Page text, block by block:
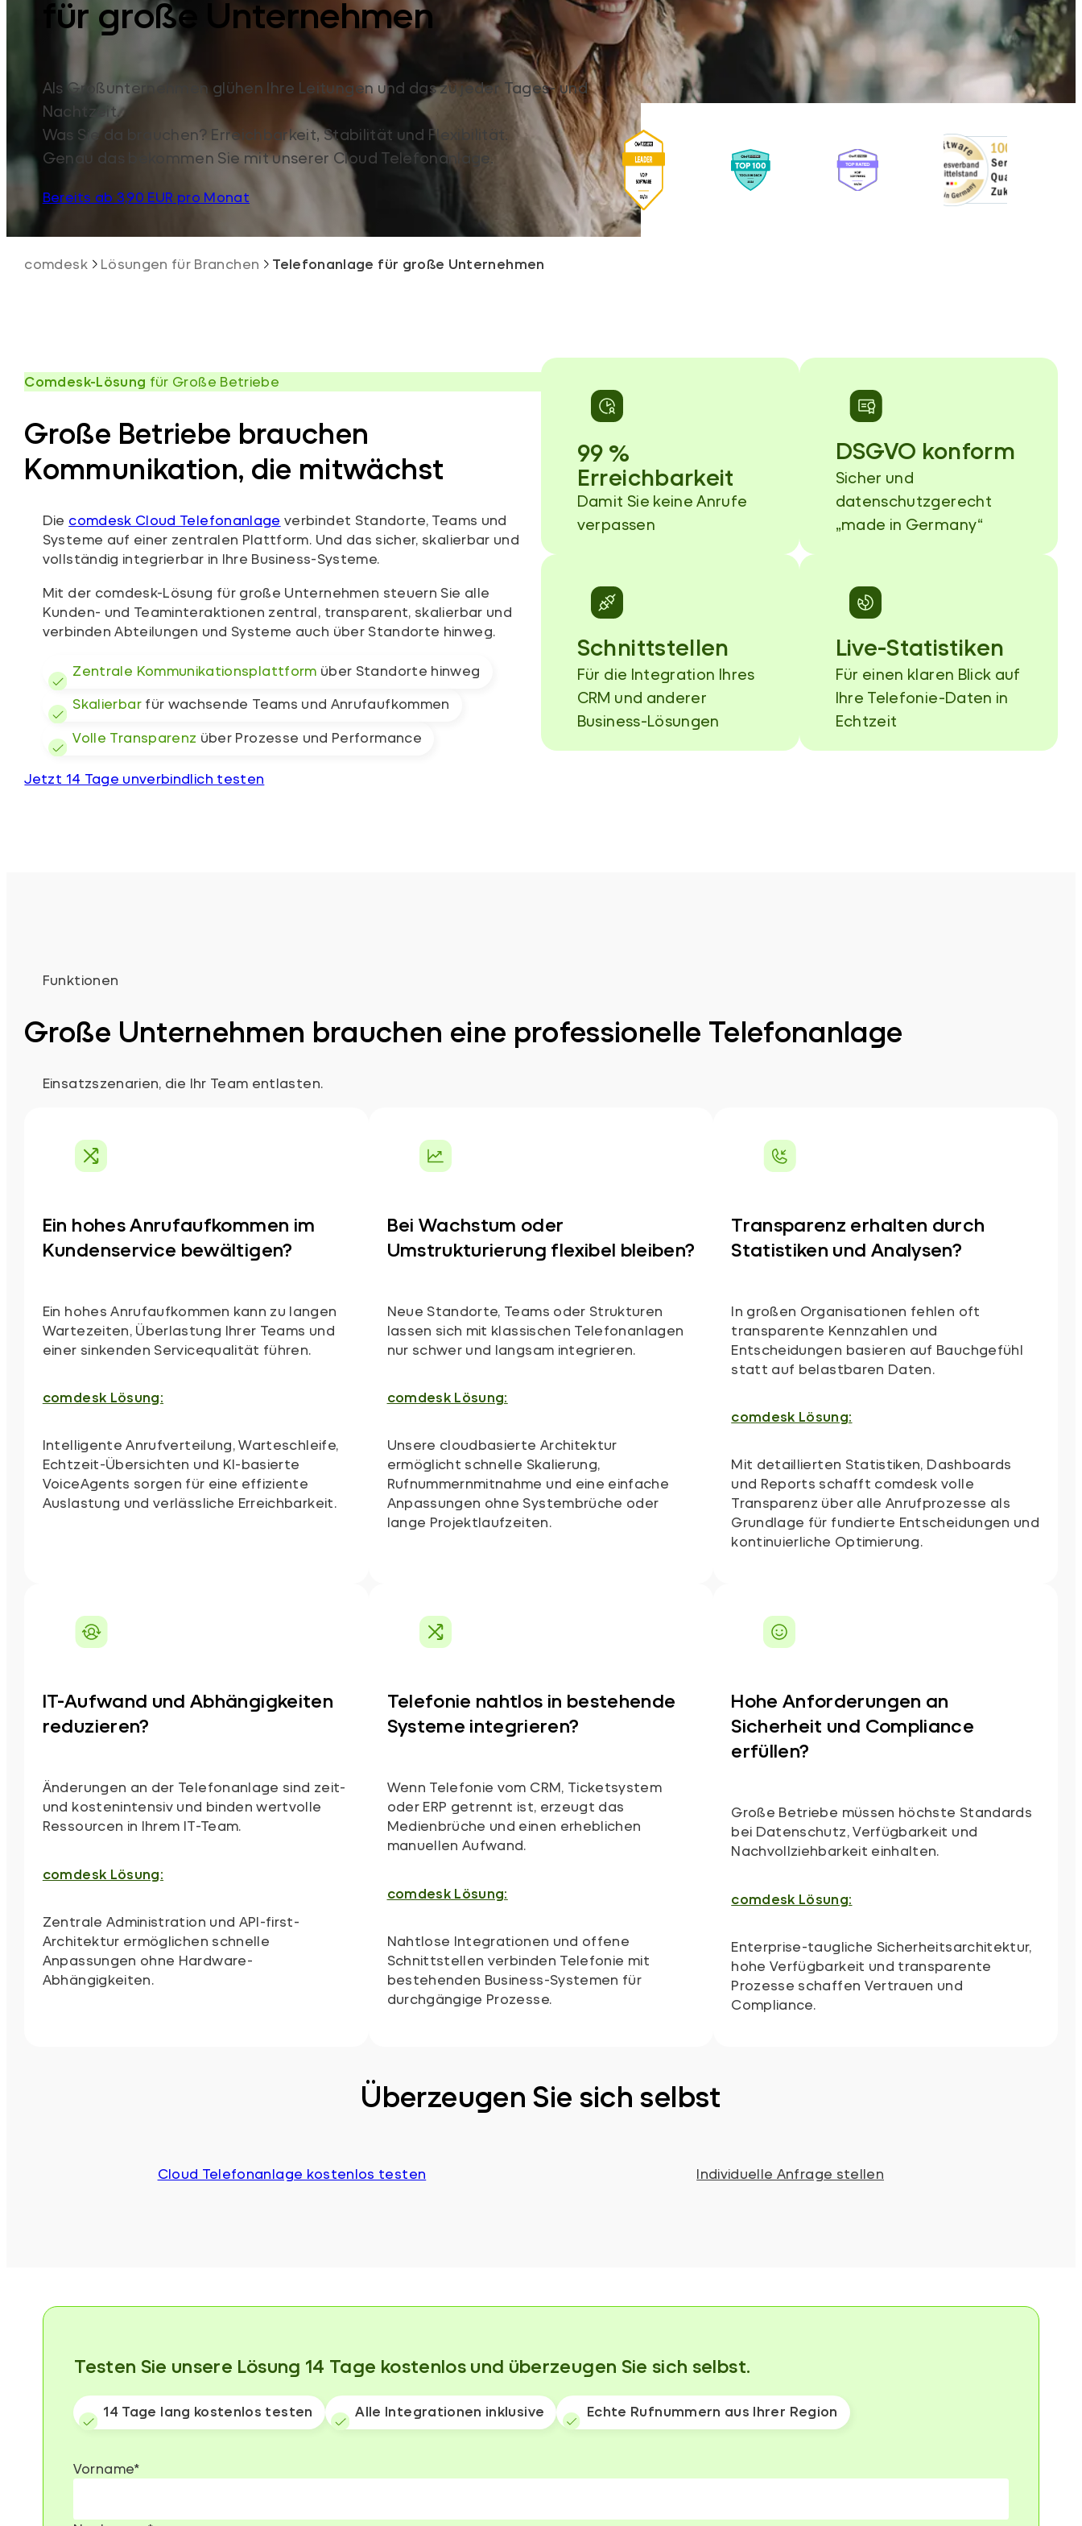
für große Unternehmen
Als Großunternehmen glühen Ihre Leitungen und das zu jeder Tages- und
Nachtzeit.
Was Sie da brauchen? Erreichbarkeit, Stabilität und Flexibilität.
Genau das bekommen Sie mit unserer Cloud Telefonanlage.
Bereits ab 3,90 EUR pro Monat
comdesk Lösungen für Branchen Telefonanlage für große Unternehmen
Comdesk-Lösung für Große Betriebe
Große Betriebe brauchen
Kommunikation, die mitwächst
Die comdesk Cloud Telefonanlage verbindet Standorte, Teams und
Systeme auf einer zentralen Plattform. Und das sicher, skalierbar und
vollständig integrierbar in Ihre Business-Systeme.
Mit der comdesk-Lösung für große Unternehmen steuern Sie alle
Kunden- und Teaminteraktionen zentral, transparent, skalierbar und
verbinden Abteilungen und Systeme auch über Standorte hinweg.
Zentrale Kommunikationsplattform über Standorte hinweg
Skalierbarfür wachsende Teams und Anrufaufkommen
Volle Transparenz über Prozesse und Performance
Jetzt 14 Tage unverbindlich testen
99 %
Erreichbarkeit
Damit Sie keine Anrufe
verpassen
DSGVO konform
Sicher und
datenschutzgerecht
„made in Germany“
Schnittstellen
Für die Integration Ihres
CRM und anderer
Business-Lösungen
Live-Statistiken
Für einen klaren Blick auf
Ihre Telefonie-Daten in
Echtzeit
Funktionen
Große Unternehmen brauchen eine professionelle Telefonanlage
Einsatzszenarien, die Ihr Team entlasten.
Ein hohes Anrufaufkommen im
Kundenservice bewältigen?
Ein hohes Anrufaufkommen kann zu langen
Wartezeiten, Überlastung Ihrer Teams und
einer sinkenden Servicequalität führen.
comdesk Lösung:
Intelligente Anrufverteilung, Warteschleife,
Echtzeit-Übersichten und KI-basierte
VoiceAgents sorgen für eine effiziente
Auslastung und verlässliche Erreichbarkeit.
Bei Wachstum oder
Umstrukturierung flexibel bleiben?
Neue Standorte, Teams oder Strukturen
lassen sich mit klassischen Telefonanlagen
nur schwer und langsam integrieren.
comdesk Lösung:
Unsere cloudbasierte Architektur
ermöglicht schnelle Skalierung,
Rufnummernmitnahme und eine einfache
Anpassungen ohne Systembrüche oder
lange Projektlaufzeiten.
Transparenz erhalten durch
Statistiken und Analysen?
In großen Organisationen fehlen oft
transparente Kennzahlen und
Entscheidungen basieren auf Bauchgefühl
statt auf belastbaren Daten.
comdesk Lösung:
Mit detaillierten Statistiken, Dashboards
und Reports schafft comdesk volle
Transparenz über alle Anrufprozesse als
Grundlage für fundierte Entscheidungen und
kontinuierliche Optimierung.
IT-Aufwand und Abhängigkeiten
reduzieren?
Änderungen an der Telefonanlage sind zeit-
und kostenintensiv und binden wertvolle
Ressourcen in Ihrem IT-Team.
comdesk Lösung:
Zentrale Administration und API-first-
Architektur ermöglichen schnelle
Anpassungen ohne Hardware-
Abhängigkeiten.
Telefonie nahtlos in bestehende
Systeme integrieren?
Wenn Telefonie vom CRM, Ticketsystem
oder ERP getrennt ist, erzeugt das
Medienbrüche und einen erheblichen
manuellen Aufwand.
comdesk Lösung:
Nahtlose Integrationen und offene
Schnittstellen verbinden Telefonie mit
bestehenden Business-Systemen für
durchgängige Prozesse.
Hohe Anforderungen an
Sicherheit und Compliance
erfüllen?
Große Betriebe müssen höchste Standards
bei Datenschutz, Verfügbarkeit und
Nachvollziehbarkeit einhalten.
comdesk Lösung:
Enterprise-taugliche Sicherheitsarchitektur,
hohe Verfügbarkeit und transparente
Prozesse schaffen Vertrauen und
Compliance.
Überzeugen Sie sich selbst
Cloud Telefonanlage kostenlos testen Individuelle Anfrage stellen
⁨⁨⁨⁨Testen Sie unsere Lösung 14 Tage kostenlos und überzeugen Sie sich selbst.
14 Tage lang kostenlos testen Alle Integrationen inklusive Echte Rufnummern aus Ihrer Region
Vorname*